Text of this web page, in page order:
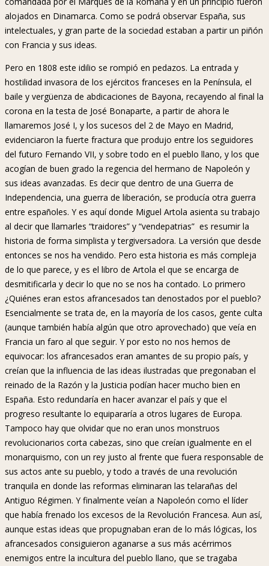
alojados en Dinamarca. Como se podrá observar España, sus
intelectuales, y gran parte de la sociedad estaban a partir un piñón
con Francia y sus ideas.
Pero en 1808 este idilio se rompió en pedazos. La entrada y
hostilidad invasora de los ejércitos franceses en la Península, el
baile y vergüenza de abdicaciones de Bayona, recayendo al final la
corona en la testa de José Bonaparte, a partir de ahora le
llamaremos José I, y los sucesos del 2 de Mayo en Madrid,
evidenciaron la fuerte fractura que produjo entre los seguidores
del futuro Fernando VII, y sobre todo en el pueblo llano, y los que
acogían de buen grado la regencia del hermano de Napoleón y
sus ideas avanzadas. Es decir que dentro de una Guerra de
Independencia, una guerra de liberación, se producía otra guerra
entre españoles. Y es aquí donde Miguel Artola asienta su trabajo
al decir que llamarles “traidores” y “vendepatrias” es resumir la
historia de forma simplista y tergiversadora. La versión que desde
entonces se nos ha vendido. Pero esta historia es más compleja
de lo que parece, y es el libro de Artola el que se encarga de
desmitificarla y decir lo que no se nos ha contado. Lo primero
¿Quiénes eran estos afrancesados tan denostados por el pueblo?
Esencialmente se trata de, en la mayoría de los casos, gente culta
(aunque también había algún que otro aprovechado) que veía en
Francia un faro al que seguir. Y por esto no nos hemos de
equivocar: los afrancesados eran amantes de su propio país, y
creían que la influencia de las ideas ilustradas que pregonaban el
reinado de la Razón y la Justicia podían hacer mucho bien en
España. Esto redundaría en hacer avanzar el país y que el
progreso resultante lo equipararía a otros lugares de Europa.
Tampoco hay que olvidar que no eran unos monstruos
revolucionarios corta cabezas, sino que creían igualmente en el
monarquismo, con un rey justo al frente que fuera responsable de
sus actos ante su pueblo, y todo a través de una revolución
tranquila en donde las reformas eliminaran las telarañas del
Antiguo Régimen. Y finalmente veían a Napoleón como el líder
que había frenado los excesos de la Revolución Francesa. Aun así,
aunque estas ideas que propugnaban eran de lo más lógicas, los
afrancesados consiguieron aganarse a sus más acérrimos
enemigos entre la incultura del pueblo llano, que se tragaba